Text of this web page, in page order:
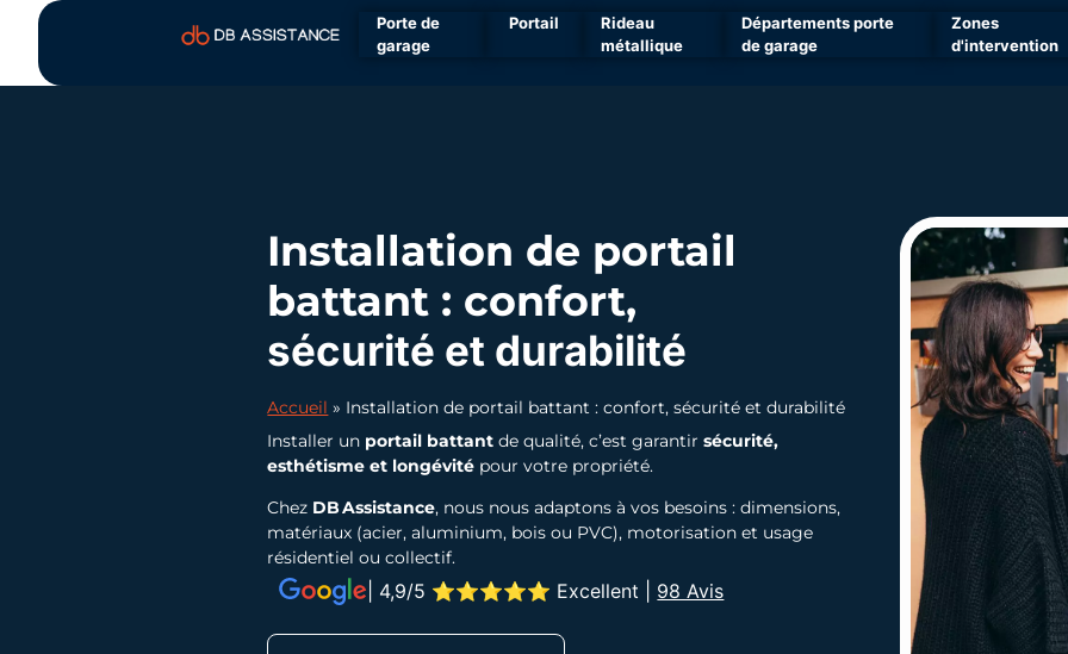
Porte de
garage
Portail
Rideau
métallique
Départements porte
de garage
Zones
d'intervention
Installation de portail
battant : confort,
sécurité et durabilité
Accueil » Installation de portail battant : confort, sécurité et durabilité
Installer un portail battant de qualité, c’est garantirsécurité,
esthétisme et longévité pour votre propriété.
Chez DB Assistance, nous nous adaptons à vos besoins : dimensions,
matériaux (acier, aluminium, bois ou PVC), motorisation et usage
résidentiel ou collectif.
| 4,9/5 ⭐⭐⭐⭐⭐ Excellent 98 Avis